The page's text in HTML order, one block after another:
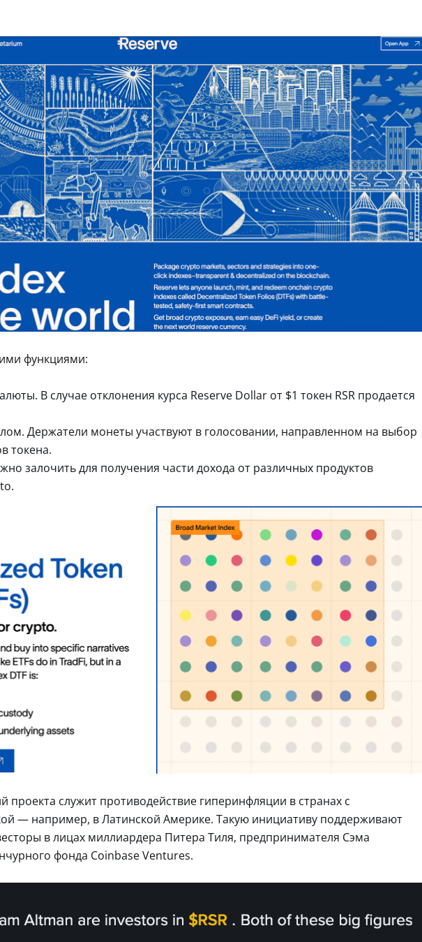
функциями:
В случае отклонения курса Reserve Dollar от $1 токен RSR продается
Держатели монеты участвуют в голосовании, направленном на выбор
токена.
залочить для получения части дохода от различных продуктов
проекта служит противодействие гиперинфляции в странах с
— например, в Латинской Америке. Такую инициативу поддерживают
в лицах миллиардера Питера Тиля, предпринимателя Сэма
фонда Coinbase Ventures.